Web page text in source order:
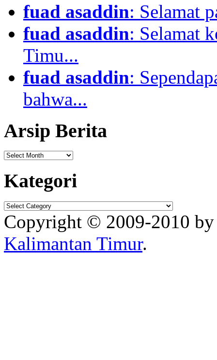
fuad asaddin: Selamat
fuad asaddin: Selamat
Timu...
fuad asaddin:
bahwa...
Arsip Berita
Kategori
Copyright © 2009-2010
Kalimantan Timur.